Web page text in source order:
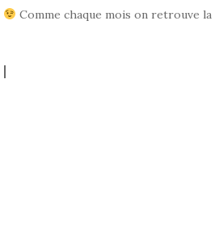
Comme chaque mois on retrouve la